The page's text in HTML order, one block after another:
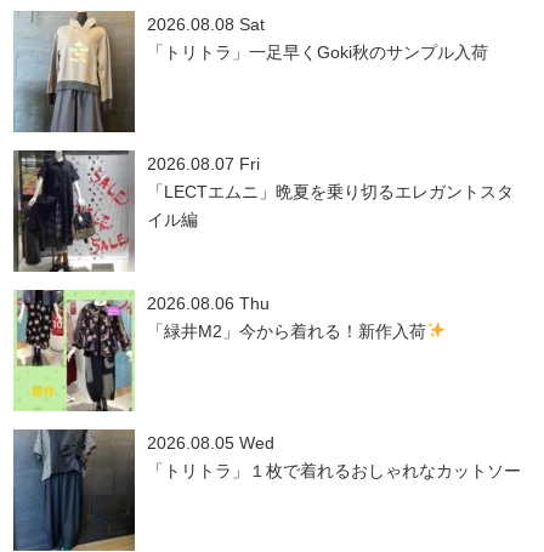
2026.08.08 Sat
「トリトラ」一足早くGoki秋のサンプル入荷
2026.08.07 Fri
「LECTエムニ」晩夏を乗り切るエレガントスタ
イル編
2026.08.06 Thu
「緑井M2」今から着れる！新作入荷
2026.08.05 Wed
「トリトラ」１枚で着れるおしゃれなカットソー